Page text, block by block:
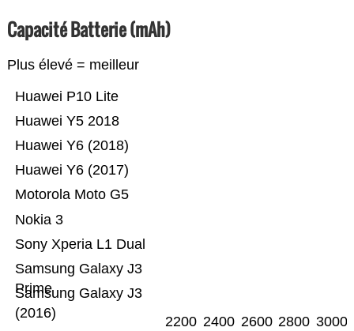
Capacité Batterie (mAh)
Plus élevé = meilleur
Samsung Galaxy J3
(2016)
Samsung Galaxy J3
Prime
Sony Xperia L1 Dual
Nokia 3
Motorola Moto G5
Huawei Y6 (2017)
Huawei Y6 (2018)
Huawei Y5 2018
Huawei P10 Lite
2200 2400 2600 2800 3000